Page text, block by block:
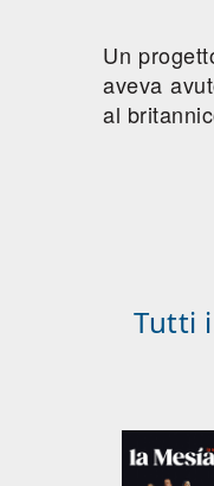
Un
aveva
al
Tutti